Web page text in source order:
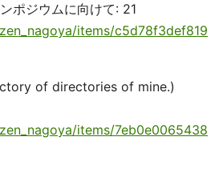
ポジウムに向けて: 21
items/c5d78f3def819
of directories of mine.)
items/7eb0e0065438